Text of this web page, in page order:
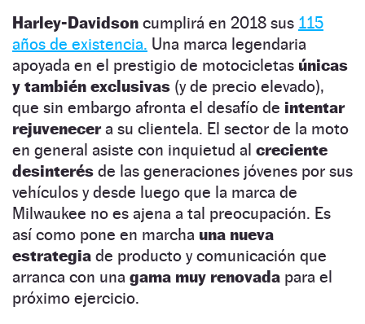
Harley-Davidson cumplirá en 2018 sus 115
años de existencia. Una marca legendaria
apoyada en el prestigio de motocicletas únicas
y también exclusivas (y de precio elevado),
que sin embargo afronta el desafío de intentar
rejuvenecera su clientela. El sector de la moto
en general asiste con inquietud al creciente
desinterés de las generaciones jóvenes por sus
vehículos y desde luego que la marca de
Milwaukee no es ajena a tal preocupación. Es
así como pone en marcha una nueva
estrategia de producto y comunicación que
arranca con una gama muy renovada para el
próximo ejercicio.